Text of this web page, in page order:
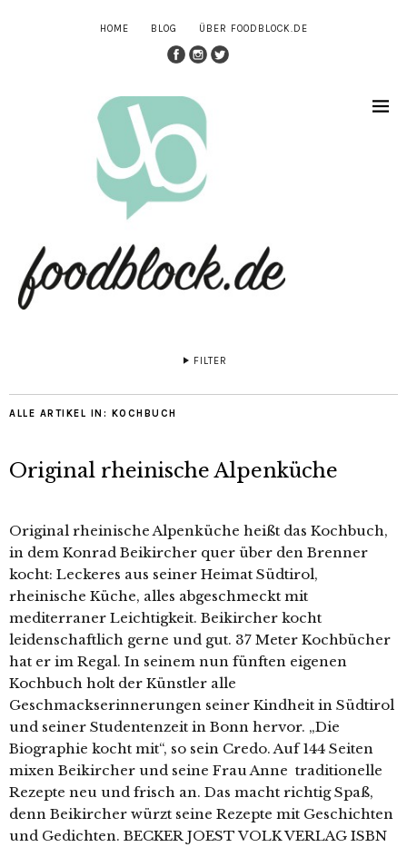
HOME BLOG ÜBER FOODBLOCK.DE
FILTER
ALLE ARTIKEL IN: KOCHBUCH
Original rheinische Alpenküche
Original rheinische Alpenküche heißt das Kochbuch,
in dem Konrad Beikircher quer über den Brenner
kocht: Leckeres aus seiner Heimat Südtirol,
rheinische Küche, alles abgeschmeckt mit
mediterraner Leichtigkeit. Beikircher kocht
leidenschaftlich gerne und gut. 37 Meter Kochbücher
hat er im Regal. In seinem nun fünften eigenen
Kochbuch holt der Künstler alle
Geschmackserinnerungen seiner Kindheit in Südtirol
und seiner Studentenzeit in Bonn hervor. „Die
Biographie kocht mit“, so sein Credo. Auf 144 Seiten
mixen Beikircher und seine Frau Anne traditionelle
Rezepte neu und frisch an. Das macht richtig Spaß,
denn Beikircher würzt seine Rezepte mit Geschichten
und Gedichten. BECKER JOEST VOLK VERLAG ISBN